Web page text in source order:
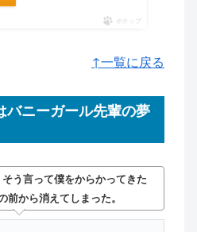
ポチップ
↑一覧に戻る
ニーガール先輩の夢
う言って僕をからかってきた
から消えてしまった。